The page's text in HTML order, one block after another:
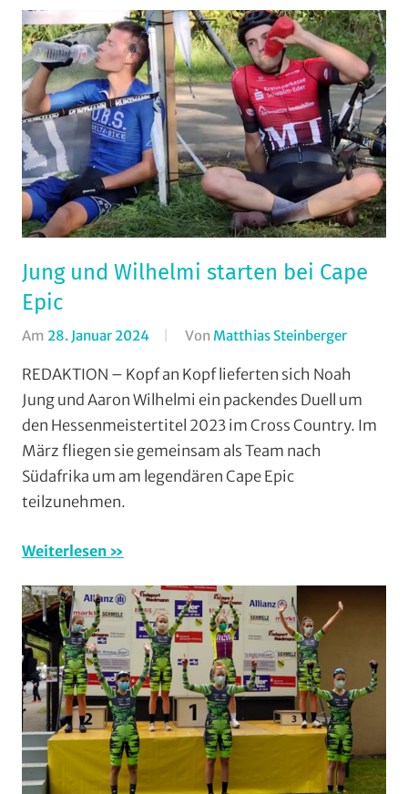
Jung und Wilhelmi starten bei Cape
Epic
Am 28. Januar 2024 Von Matthias Steinberger
RSG
Gießen
REDAKTION – Kopf an Kopf lieferten sich Noah
Jung und Aaron Wilhelmi ein packendes Duell um
den Hessenmeistertitel 2023 im Cross Country. Im
März fliegen sie gemeinsam als Team nach
Südafrika um am legendären Cape Epic
teilzunehmen.
Weiterlesen